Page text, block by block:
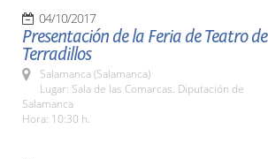
04/10/2017
Presentación de la Feria de Teatro de
Terradillos
Salamanca (Salamanca)
Lugar: Sala de las Comarcas. Diputación de
Salamanca
Hora: 10:30 h.